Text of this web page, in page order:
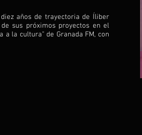
años de trayectoria de Íliber
sus próximos proyectos en el
a la cultura" de Granada FM, con